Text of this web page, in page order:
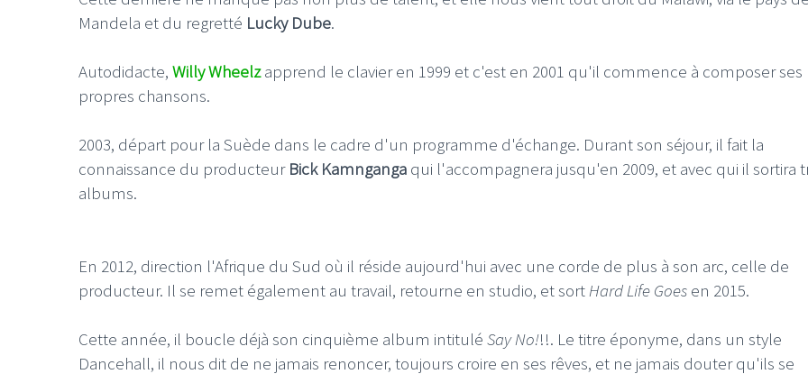
Mandela et du regretté Lucky Dube.
Autodidacte, Willy Wheelzapprend le clavier en 1999 et c'est en 2001 qu'il commence à composer ses
propres chansons.
2003, départ pour la Suède dans le cadre d'un programme d'échange. Durant son séjour, il fait la
connaissance du producteur Bick Kamnganga qui l'accompagnera jusqu'en 2009, et avec qui il sortira
albums.
En 2012, direction l'Afrique du Sud où il réside aujourd'hui avec une corde de plus à son arc, celle de
producteur. Il se remet également au travail, retourne en studio, et sortHard Life Goes en 2015.
Cette année, il boucle déjà son cinquième album intitulé Say No!!!. Le titre éponyme, dans un style
Dancehall, il nous dit de ne jamais renoncer, toujours croire en ses rêves, et ne jamais douter qu'ils se